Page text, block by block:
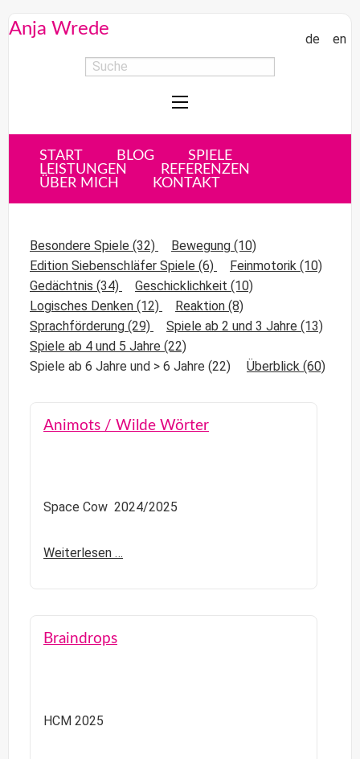
Anja Wrede de en
START BLOG
SPIELE
LEISTUNGEN
REFERENZEN
ÜBER MICH
KONTAKT
Besondere Spiele (32) Bewegung (10)
Edition Siebenschläfer Spiele (6) Feinmotorik (10)
Gedächtnis (34) Geschicklichkeit (10)
Logisches Denken (12) Reaktion (8)
Sprachförderung (29) Spiele ab 2 und 3 Jahre (13)
Spiele ab 4 und 5 Jahre (22)
Spiele ab 6 Jahre und > 6 Jahre (22) Überblick (60)
Animots / Wilde Wörter
Space Cow 2024/2025
Weiterlesen …
Braindrops
HCM 2025